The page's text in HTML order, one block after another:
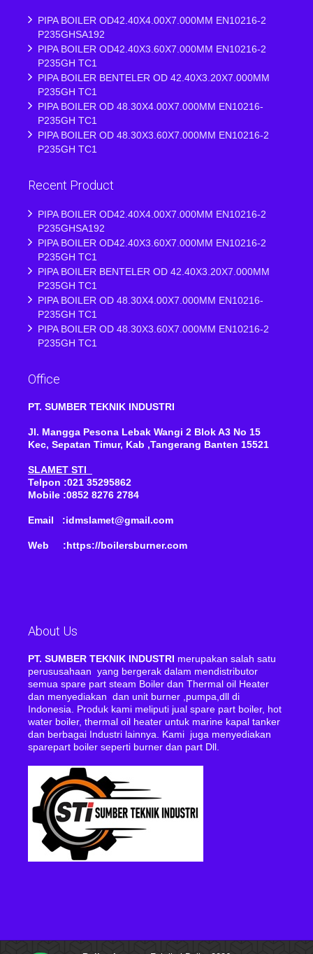
PIPA BOILER OD42.40X4.00X7.000MM EN10216-2
P235GHSA192
PIPA BOILER OD42.40X3.60X7.000MM EN10216-2
P235GH TC1
PIPA BOILER BENTELER OD 42.40X3.20X7.000MM
P235GH TC1
PIPA BOILER OD 48.30X4.00X7.000MM EN10216-
P235GH TC1
PIPA BOILER OD 48.30X3.60X7.000MM EN10216-2
P235GH TC1
Recent Product
PIPA BOILER OD42.40X4.00X7.000MM EN10216-2
P235GHSA192
PIPA BOILER OD42.40X3.60X7.000MM EN10216-2
P235GH TC1
PIPA BOILER BENTELER OD 42.40X3.20X7.000MM
P235GH TC1
PIPA BOILER OD 48.30X4.00X7.000MM EN10216-
P235GH TC1
PIPA BOILER OD 48.30X3.60X7.000MM EN10216-2
P235GH TC1
Office
PT. SUMBER TEKNIK INDUSTRI
Jl. Mangga Pesona Lebak Wangi 2 Blok A3 No 15
Kec, Sepatan Timur, Kab ,Tangerang Banten 15521
SLAMET STI
Telpon :021 35295862
Mobile :0852 8276 2784
Email :idmslamet@gmail.com
Web :https://boilersburner.com
About Us
PT. SUMBER TEKNIK INDUSTRI merupakan salah satu
perususahaan yang bergerak dalam mendistributor
semua spare part steam Boiler dan Thermal oil Heater
dan menyediakan dan unit burner ,pumpa,dll di
Indonesia. Produk kami meliputi jual spare part boiler, hot
water boiler, thermal oil heater untuk marine kapal tanker
dan berbagai Industri lainnya. Kami juga menyediakan
sparepart boiler seperti burner dan part Dll.